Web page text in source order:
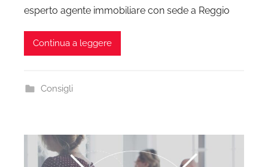
esperto agente immobiliare con sede a Reggio
Continua a leggere
Consigli